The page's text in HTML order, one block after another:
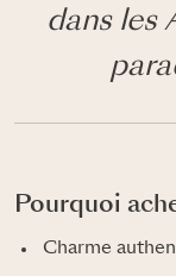
dans les
Pourquoi
Charme